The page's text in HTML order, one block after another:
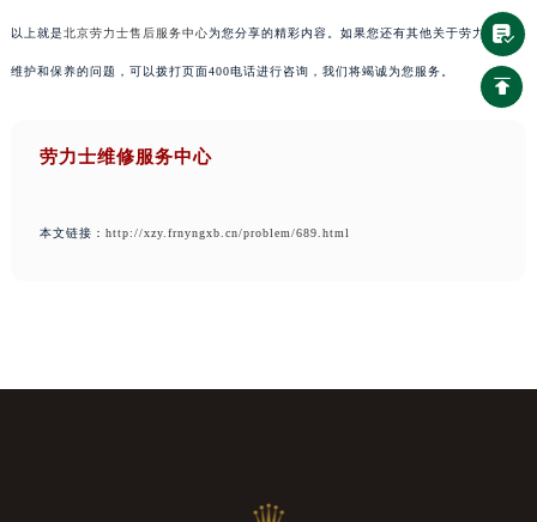
以上就是北京劳力士售后服务中心为您分享的精彩内容。如果您还有其他关于劳力士手表
维护和保养的问题，可以拨打页面400电话进行咨询，我们将竭诚为您服务。
劳力士维修服务中心
本文链接： http://xzy.frnyngxb.cn/problem/689.html